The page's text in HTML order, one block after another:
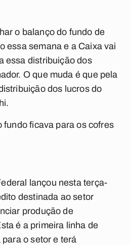
o balanço do fundo de
essa semana e a Caixa vai
essa distribuição dos
O que muda é que pela
dos lucros do
fundo ficava para os cofres
lançou nesta terça-
destinada ao setor
produção de
é a primeira linha de
o setor e terá